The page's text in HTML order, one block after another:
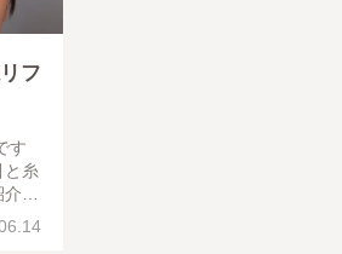
フ
す
と糸
で
併